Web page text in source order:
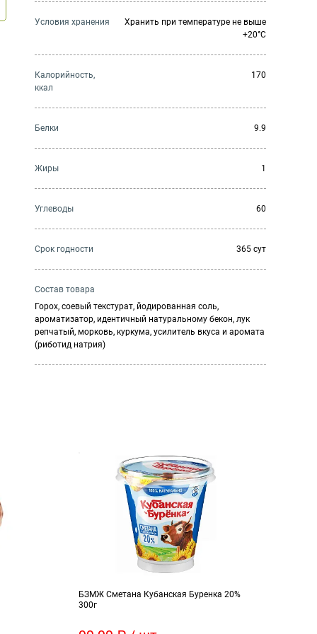
Условия хранения
Хранить при температуре не выше
+20°C
Калорийность,
ккал
170
Белки 9.9
Жиры 1
Углеводы 60
Cрок годности 365 сут
Состав товара
Горох, соевый текстурат, йодированная соль,
ароматизатор, идентичный натуральному бекон, лук
репчатый, морковь, куркума, усилитель вкуса и аромата
(риботид натрия)
БЗМЖ Сметана Кубанская Буренка 20%
300г